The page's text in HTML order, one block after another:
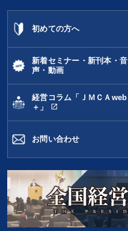
初めての方へ
新着セミナー・新刊本・音
声・動画
経営コラム「ＪＭＣＡweb
＋」
open_in_new
お問い合わせ